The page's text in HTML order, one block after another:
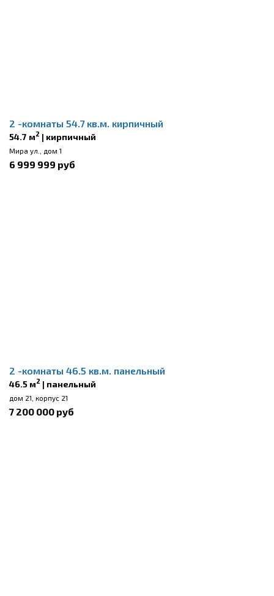
2 -комнаты 54.7 кв.м. кирпичный
54.7 м2 | кирпичный
Мира ул., дом 1
6 999 999 руб
2 -комнаты 46.5 кв.м. панельный
46.5 м2 | панельный
дом 21, корпус 21
7 200 000 руб